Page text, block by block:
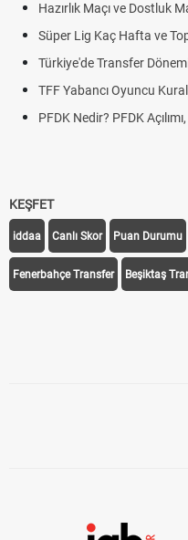
Hazırlık Maçı ve Dostluk
Süper Lig Kaç Hafta ve
Türkiye'de Transfer
TFF Yabancı Oyuncu
PFDK Nedir? PFDK
KEŞFET
iddaa Canlı Skor Puan Durumu
Fenerbahçe Transfer Beşiktaş